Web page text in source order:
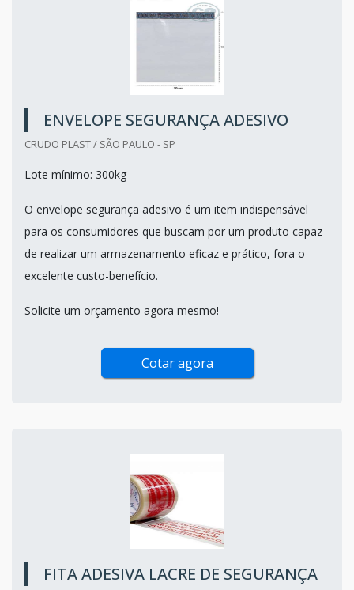
ENVELOPE SEGURANÇA ADESIVO
CRUDO PLAST / SÃO PAULO - SP
Lote mínimo: 300kg
O envelope segurança adesivo é um item indispensável
para os consumidores que buscam por um produto capaz
de realizar um armazenamento eficaz e prático, fora o
excelente custo-benefício.
Solicite um orçamento agora mesmo!
Cotar agora
FITA ADESIVA LACRE DE SEGURANÇA